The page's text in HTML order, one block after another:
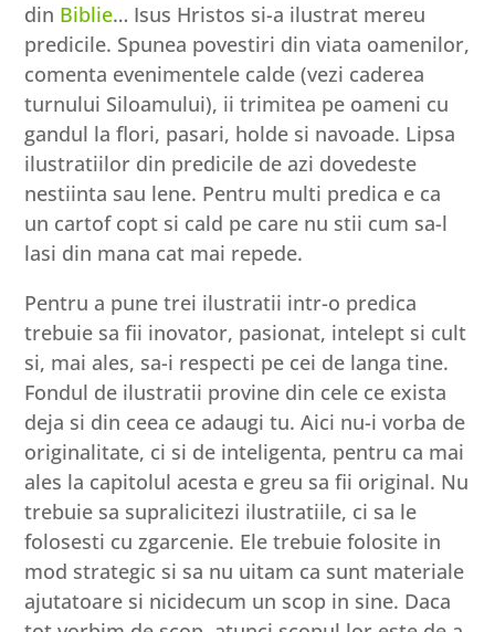
din Biblie… Isus Hristos si-a ilustrat mereu
predicile. Spunea povestiri din viata oamenilor,
comenta evenimentele calde (vezi caderea
turnului Siloamului), ii trimitea pe oameni cu
gandul la flori, pasari, holde si navoade. Lipsa
ilustratiilor din predicile de azi dovedeste
nestiinta sau lene. Pentru multi predica e ca
un cartof copt si cald pe care nu stii cum sa-l
lasi din mana cat mai repede.
Pentru a pune trei ilustratii intr-o predica
trebuie sa fii inovator, pasionat, intelept si cult
si, mai ales, sa-i respecti pe cei de langa tine.
Fondul de ilustratii provine din cele ce exista
deja si din ceea ce adaugi tu. Aici nu-i vorba de
originalitate, ci si de inteligenta, pentru ca mai
ales la capitolul acesta e greu sa fii original. Nu
trebuie sa supralicitezi ilustratiile, ci sa le
folosesti cu zgarcenie. Ele trebuie folosite in
mod strategic si sa nu uitam ca sunt materiale
ajutatoare si nicidecum un scop in sine. Daca